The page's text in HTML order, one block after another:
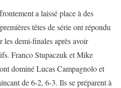
a laissé place à des
têtes de série ont répondu
les demi-finales après avoir
Franco Stupaczuk et Mike
dominé Lucas Campagnolo et
de 6-2, 6-3. Ils se préparent à